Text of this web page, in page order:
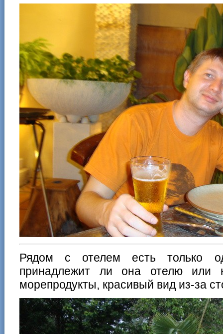
Рядом с отелем есть только
принадлежит ли она отелю или
морепродукты, красивый вид из-за